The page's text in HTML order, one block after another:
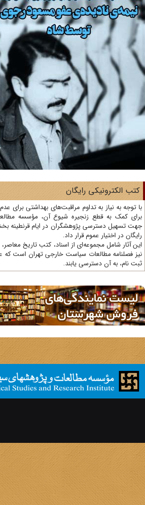
الکترونیکی رایگان
کمک به قطع زنجیره شیوع آن، مؤسسه
تسهیل دسترسی پژوهشگران در ایام قرنطینه بخشی
در اختیار عموم قرار داد.
آثار شامل مجموعه‌ای از اسناد، کتب تاریخ معاصر،
فصلنامه مطالعات سیاست خارجی تهران است که
نام، به آن دسترسی یابند.